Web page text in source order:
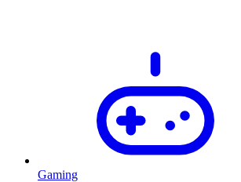
Gaming